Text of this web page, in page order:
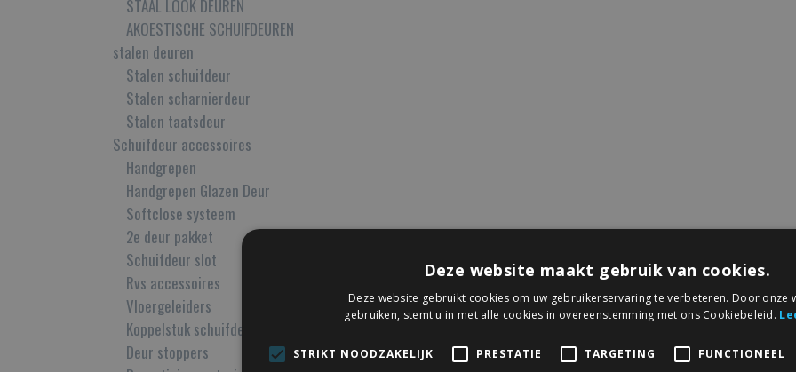
STAAL LOOK DEUREN
AKOESTISCHE SCHUIFDEUREN
stalen deuren
Stalen schuifdeur
Stalen scharnierdeur
Stalen taatsdeur
Schuifdeur accessoires
Handgrepen
Handgrepen Glazen Deur
Softclose systeem
2e deur pakket
Schuifdeur slot
Rvs accessoires
Vloergeleiders
Koppelstuk schuifdeurrail
Deur stoppers
Deze website maakt gebruik van cookies.
Deze website gebruikt cookies om uw gebruikerservaring te verbeteren. Door onze
gebruiken, stemt u in met alle cookies in overeenstemming met ons Cookiebeleid.
STRIKT NOODZAKELIJK PRESTATIE TARGETING FUNCTIONEEL